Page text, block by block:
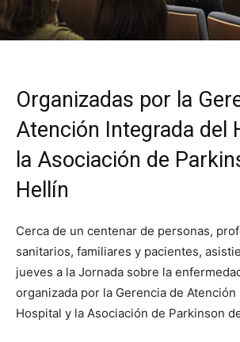
Organizadas por la
Atención Integrada del
la Asociación de
Hellín
Cerca de un centenar de personas,
sanitarios, familiares y pacientes,
jueves a la Jornada sobre la
organizada por la Gerencia de Atención
Hospital y la Asociación de Parkinson